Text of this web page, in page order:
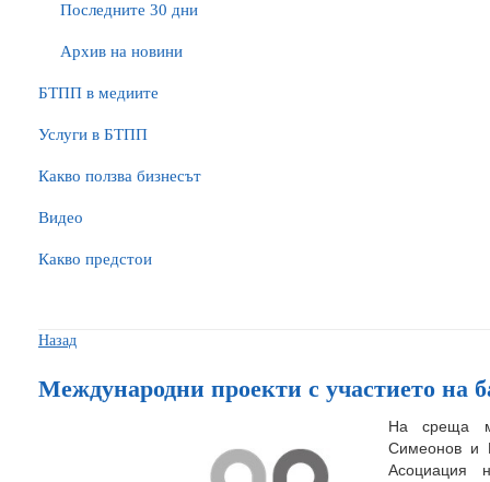
Последните 30 дни
Архив на новини
БTПП в медиите
Услуги в БТПП
Какво ползва бизнесът
Видео
Какво предстои
Назад
Международни проекти с участието на
На среща
Симеонов и
Асоциация